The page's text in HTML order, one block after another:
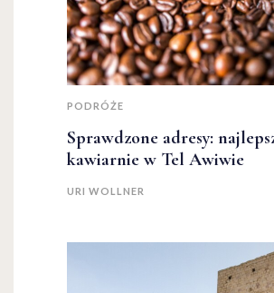
PODRÓŻE
Sprawdzone adresy:
kawiarnie w Tel Awiwie
URI WOLLNER